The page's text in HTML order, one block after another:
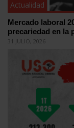
Actualidad
Mercado laboral
precariedad en la
31 JULIO, 2026